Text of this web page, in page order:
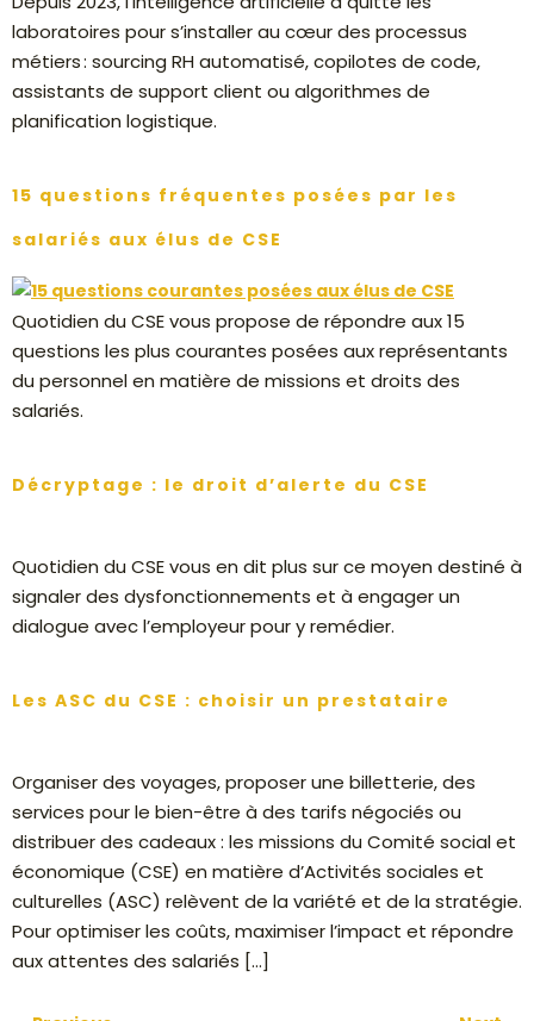
laboratoires pour s’installer au cœur des processus
métiers : sourcing RH automatisé, copilotes de code,
assistants de support client ou algorithmes de
planification logistique.
15 questions fréquentes posées par les
salariés aux élus de CSE
Quotidien du CSE vous propose de répondre aux 15
questions les plus courantes posées aux représentants
du personnel en matière de missions et droits des
salariés.
Décryptage : le droit d’alerte du CSE
Quotidien du CSE vous en dit plus sur ce moyen destiné à
signaler des dysfonctionnements et à engager un
dialogue avec l’employeur pour y remédier.
Les ASC du CSE : choisir un prestataire
Organiser des voyages, proposer une billetterie, des
services pour le bien-être à des tarifs négociés ou
distribuer des cadeaux : les missions du Comité social et
économique (CSE) en matière d’Activités sociales et
culturelles (ASC) relèvent de la variété et de la stratégie.
Pour optimiser les coûts, maximiser l’impact et répondre
aux attentes des salariés […]